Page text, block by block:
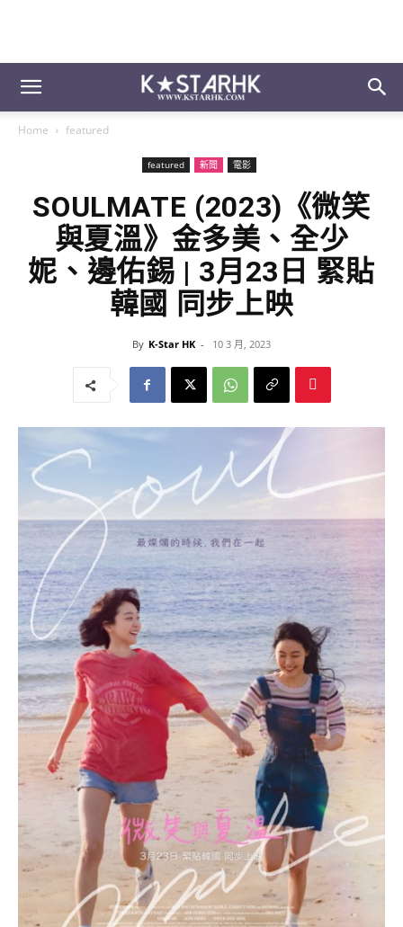
Home featured
featured 新聞 電影
SOULMATE (2023)《微笑
與夏溫》金多美、全少
妮、邊佑錫 | 3月23日 緊貼
韓國 同步上映
By K-Star HK - 10 3 月, 2023